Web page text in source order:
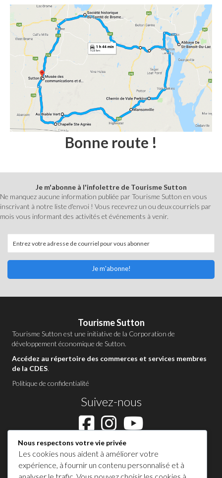
Bonne route !
Je m'abonne à l'infolettre de Tourisme Sutton
Ne manquez aucune information publiée par Tourisme Sutton en vous
inscrivant à notre liste d'envoi ! Vous recevrez un ou deux courriels par
mois vous informant des activités et événements à venir.
Je m'abonne!
Tourisme Sutton
Tourisme Sutton est une initiative de la Corporation de
développement économique de Sutton.
Accédez au répertoire des commerces et services membres
de la CDES.
Politique de confidentialité
Suivez-nous
Contactez-nous à Sutton
1 450 538-8455
Nous respectons votre vie privée
Les cookies nous aident à améliorer votre
expérience, à fournir un contenu personnalisé et à